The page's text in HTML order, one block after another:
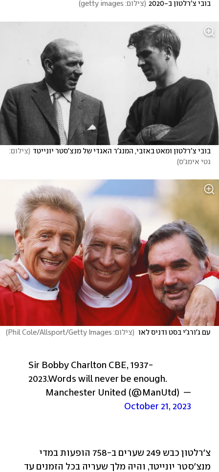
בובי צ'רלטון ב-2020 (צילום: getty images )
בובי צ'רלטון ומאט באזבי, המנג'ר האגדי של מנצ'סטר יונייטד (
גטי אימג'ס)
עם ג'ורג'י בסט ודניס לאו (צילום: Phil Cole/Allsport/Getty Images )
Sir Bobby Charlton CBE, 1937-
2023.Words will never be enough.
— Manchester United (@ManUtd)
October 21, 2023